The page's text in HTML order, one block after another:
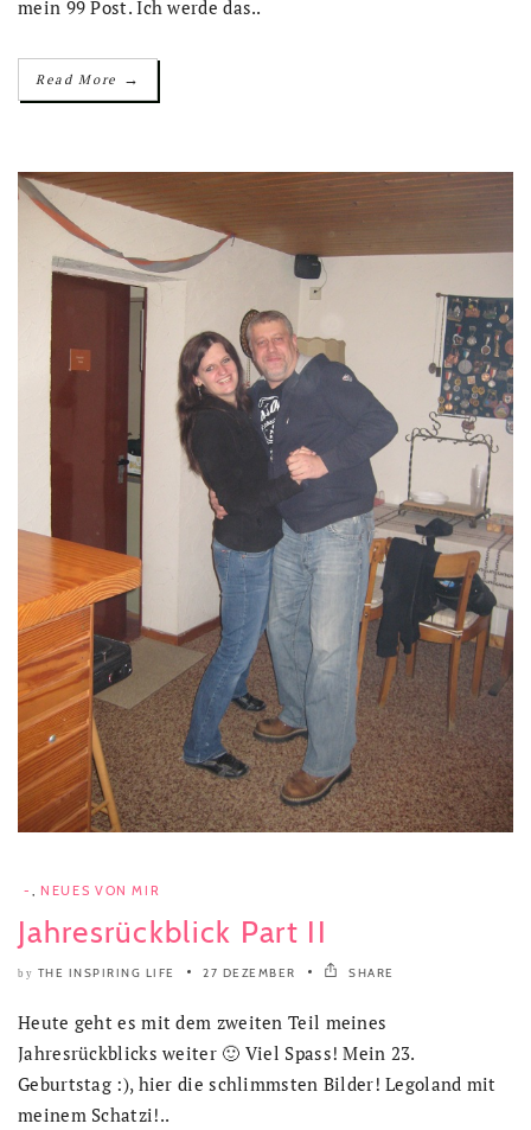
mein 99 Post. Ich werde das..
Read More →
- , NEUES VON MIR
Jahresrückblick Part II
by THE INSPIRING LIFE 27 DEZEMBER SHARE
Heute geht es mit dem zweiten Teil meines
Jahresrückblicks weiter 🙂 Viel Spass! Mein 23.
Geburtstag :), hier die schlimmsten Bilder! Legoland mit
meinem Schatzi!..